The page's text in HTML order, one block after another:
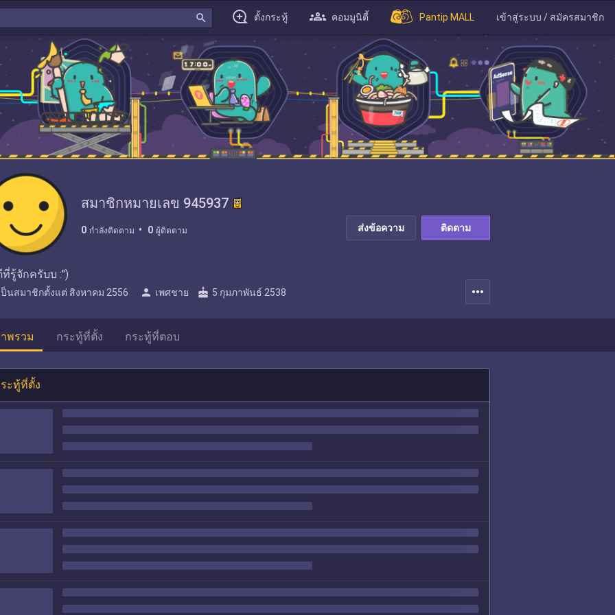
search ตั้งกระทู้ คอมมูนิตี้ Pantip MALL เข้าสู่ระบบ / สมัครสมาชิก
สมาชิกหมายเลข 945937
0 กำลังติดตาม 0 ผู้ติดตาม ส่งข้อความ ติดตาม
รู้จักครับบ :")
ป็นสมาชิกตั้งแต่ สิงหาคม 2556 person เพศชาย cake 5 กุมภาพันธ์ 2538 more_horiz
พรวม กระทู้ที่ตั้ง กระทู้ที่ตอบ
ะทู้ที่ตั้ง